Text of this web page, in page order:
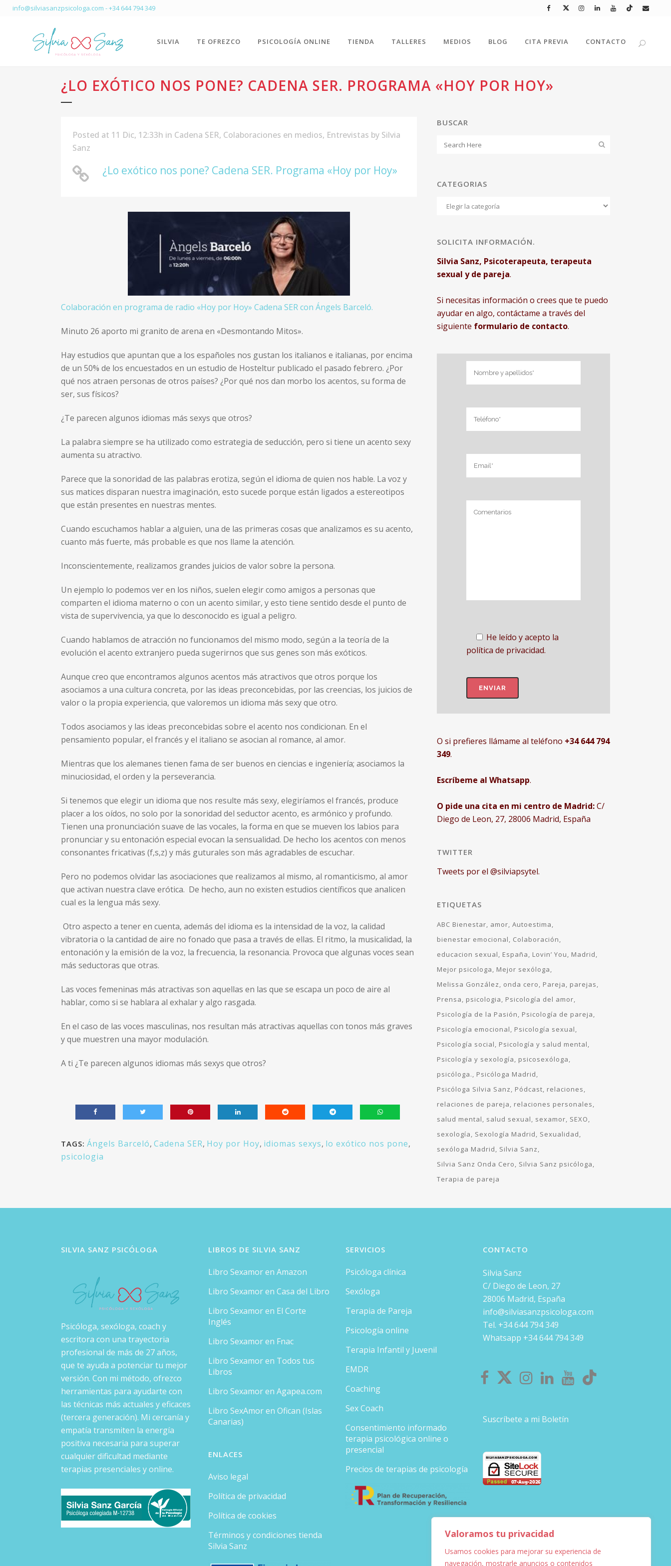
Valoramos tu privacidad
Usamos cookies para mejorar su experiencia de
navegación, mostrarle anuncios o contenidos
info@silviasanzpsicologa.com -+34 644 794 349
SILVIA TE OFREZCO PSICOLOGÍA ONLINE TIENDA TALLERES MEDIOS BLOG CITA PREVIA CONTACTO
¿LO EXÓTICO NOS PONE? CADENA SER. PROGRAMA «HOY POR HOY»
Posted at 11 Dic, 12:33h in Cadena SER, Colaboraciones en medios, Entrevistas by Silvia
Sanz
¿Lo exótico nos pone? Cadena SER. Programa «Hoy por Hoy»
Colaboración en programa de radio «Hoy por Hoy» Cadena SER con Ángels Barceló.
Minuto 26 aporto mi granito de arena en «Desmontando Mitos».
Hay estudios que apuntan que a los españoles nos gustan los italianos e italianas, por encima
de un 50% de los encuestados en un estudio de Hosteltur publicado el pasado febrero. ¿Por
qué nos atraen personas de otros países? ¿Por qué nos dan morbo los acentos, su forma de
ser, sus físicos?
¿Te parecen algunos idiomas más sexys que otros?
La palabra siempre se ha utilizado como estrategia de seducción, pero si tiene un acento sexy
aumenta su atractivo.
Parece que la sonoridad de las palabras erotiza, según el idioma de quien nos hable. La voz y
sus matices disparan nuestra imaginación, esto sucede porque están ligados a estereotipos
que están presentes en nuestras mentes.
Cuando escuchamos hablar a alguien, una de las primeras cosas que analizamos es su acento,
cuanto más fuerte, más probable es que nos llame la atención.
Inconscientemente, realizamos grandes juicios de valor sobre la persona.
Un ejemplo lo podemos ver en los niños, suelen elegir como amigos a personas que
comparten el idioma materno o con un acento similar, y esto tiene sentido desde el punto de
vista de supervivencia, ya que lo desconocido es igual a peligro.
Cuando hablamos de atracción no funcionamos del mismo modo, según a la teoría de la
evolución el acento extranjero pueda sugerirnos que sus genes son más exóticos.
Aunque creo que encontramos algunos acentos más atractivos que otros porque los
asociamos a una cultura concreta, por las ideas preconcebidas, por las creencias, los juicios de
valor o la propia experiencia, que valoremos un idioma más sexy que otro.
Todos asociamos y las ideas preconcebidas sobre el acento nos condicionan. En el
pensamiento popular, el francés y el italiano se asocian al romance, al amor.
Mientras que los alemanes tienen fama de ser buenos en ciencias e ingeniería; asociamos la
minuciosidad, el orden y la perseverancia.
Si tenemos que elegir un idioma que nos resulte más sexy, elegiríamos el francés, produce
placer a los oídos, no solo por la sonoridad del seductor acento, es armónico y profundo.
Tienen una pronunciación suave de las vocales, la forma en que se mueven los labios para
pronunciar y su entonación especial evocan la sensualidad. De hecho los acentos con menos
consonantes fricativas (f,s,z) y más guturales son más agradables de escuchar.
Pero no podemos olvidar las asociaciones que realizamos al mismo, al romanticismo, al amor
que activan nuestra clave erótica. De hecho, aun no existen estudios científicos que analicen
cual es la lengua más sexy.
Otro aspecto a tener en cuenta, además del idioma es la intensidad de la voz, la calidad
vibratoria o la cantidad de aire no fonado que pasa a través de ellas. El ritmo, la musicalidad, la
entonación y la emisión de la voz, la frecuencia, la resonancia. Provoca que algunas voces sean
más seductoras que otras.
Las voces femeninas más atractivas son aquellas en las que se escapa un poco de aire al
hablar, como si se hablara al exhalar y algo rasgada.
En el caso de las voces masculinas, nos resultan más atractivas aquellas con tonos más graves
y que muestren una mayor modulación.
A ti ¿Te parecen algunos idiomas más sexys que otros?
TAGS: Ángels Barceló, Cadena SER, Hoy por Hoy, idiomas sexys, lo exótico nos pone,
psicologia
BUSCAR
CATEGORIAS
Categorias
SOLICITA INFORMACIÓN.
Silvia Sanz, Psicoterapeuta, terapeuta
sexual y de pareja.
Si necesitas información o crees que te puedo
ayudar en algo, contáctame a través del
siguiente formulario de contacto.
He leído y acepto la
política de privacidad.
O si prefieres llámame al teléfono +34 644 794
349.
Escríbeme al Whatsapp.
O pide una cita en mi centro de Madrid:C/
Diego de Leon, 27, 28006 Madrid, España
TWITTER
Tweets por el @silviapsytel.
ETIQUETAS
ABC Bienestar amor Autoestima
bienestar emocional
Colaboración
educacion sexual
España Lovin’ You
Madrid
Mejor psicologa
Mejor sexóloga
Melissa González
onda cero Pareja
parejas
Prensa
psicologia
Psicología del amor
Psicología de la Pasión
Psicología de pareja
Psicología emocional
Psicología sexual
Psicología social
Psicología y salud mental
Psicología y sexología
psicosexóloga
psicóloga.
Psicóloga Madrid
Psicóloga Silvia Sanz
Pódcast relaciones
relaciones de pareja
relaciones personales
salud mental
salud sexual sexamor SEXO
sexología
Sexología Madrid
Sexualidad
sexóloga Madrid
Silvia Sanz
Silvia Sanz Onda Cero
Silvia Sanz psicóloga
Terapia de pareja
SILVIA SANZ PSICÓLOGA
Psicóloga, sexóloga, coach y
escritora con una trayectoria
profesional de más de 27 años,
que te ayuda a potenciar tu mejor
versión. Con mi método, ofrezco
herramientas para ayudarte con
las técnicas más actuales y eficaces
(tercera generación). Mi cercanía y
empatía transmiten la energía
positiva necesaria para superar
cualquier dificultad mediante
terapias presenciales y online.
LIBROS DE SILVIA SANZ
Libro Sexamor en Amazon
Libro Sexamor en Casa del Libro
Libro Sexamor en El Corte
Inglés
Libro Sexamor en Fnac
Libro Sexamor en Todos tus
Libros
Libro Sexamor en Agapea.com
Libro SexAmor en Ofican (Islas
Canarias)
ENLACES
Aviso legal
Política de privacidad
Política de cookies
Términos y condiciones tienda
Silvia Sanz
SERVICIOS
Psicóloga clínica
Sexóloga
Terapia de Pareja
Psicología online
Terapia Infantil y Juvenil
EMDR
Coaching
Sex Coach
Consentimiento informado
terapia psicológica online o
presencial
Precios de terapias de psicología
CONTACTO
Silvia Sanz
C/ Diego de Leon, 27
28006 Madrid, España
info@silviasanzpsicologa.com
Tel. +34 644 794 349
Whatsapp +34 644 794 349
Suscríbete a mi Boletín